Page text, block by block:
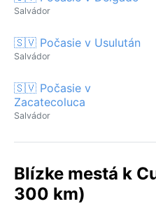
Salvádor
🇸🇻 Počasie v Usulután
Salvádor
🇸🇻 Počasie v
Zacatecoluca
Salvádor
Blízke mestá k
300 km)